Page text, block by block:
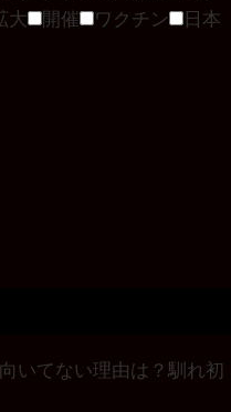
大 開催 ワクチン
日本
いてない理由は？馴れ初